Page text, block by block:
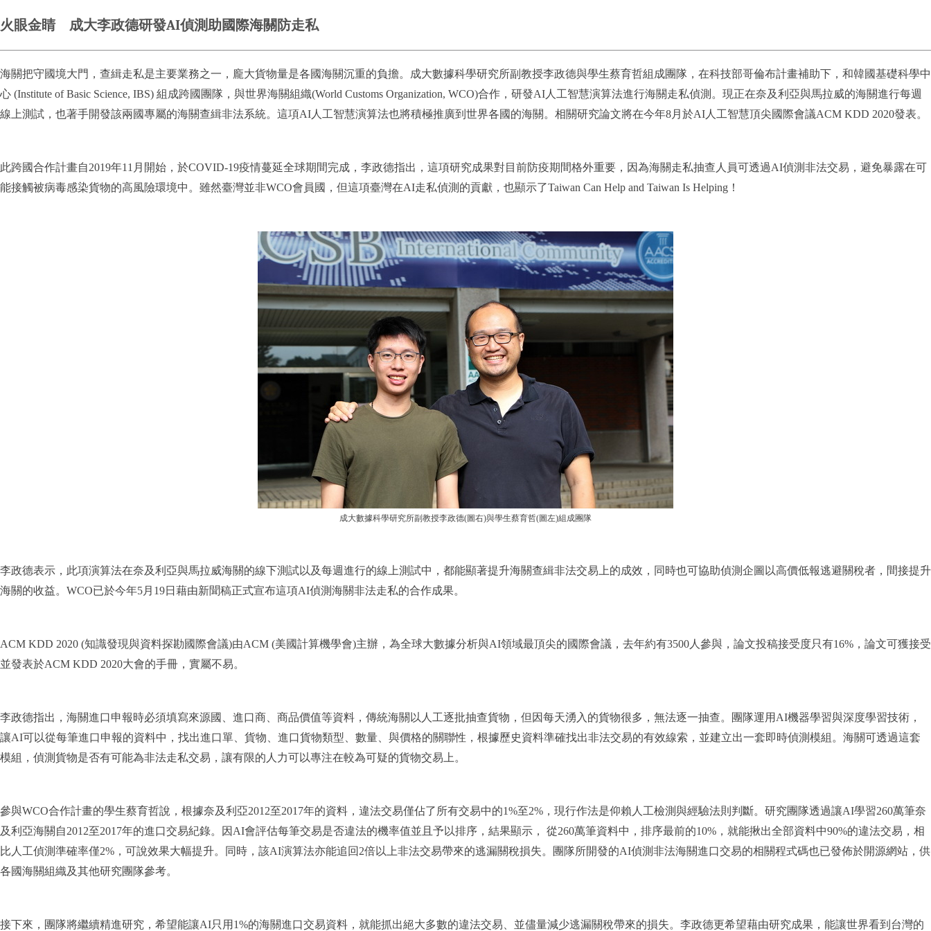
火眼金睛 成大李政德研發AI偵測助國際海關防走私
海關把守國境大門，查緝走私是主要業務之一，龐大貨物量是各國海關沉重的負擔。成大數據科學研究所副教授李政德與學生蔡育哲組成團隊，在科技部哥倫布計畫補助下，和韓國基礎科學中
心 (Institute of Basic Science, IBS) 組成跨國團隊，與世界海關組織(World Customs Organization, WCO)合作，研發AI人工智慧演算法進行海關走私偵測。現正在奈及利亞與馬拉威的海關進行每週
線上測試，也著手開發該兩國專屬的海關查緝非法系統。這項AI人工智慧演算法也將積極推廣到世界各國的海關。相關研究論文將在今年8月於AI人工智慧頂尖國際會議ACM KDD 2020發表。
此跨國合作計畫自2019年11月開始，於COVID-19疫情蔓延全球期間完成，李政德指出，這項研究成果對目前防疫期間格外重要，因為海關走私抽查人員可透過AI偵測非法交易，避免暴露在可
能接觸被病毒感染貨物的高風險環境中。雖然臺灣並非WCO會員國，但這項臺灣在AI走私偵測的貢獻，也顯示了Taiwan Can Help and Taiwan Is Helping！
成大數據科學研究所副教授李政德(圖右)與學生蔡育哲(圖左)組成團隊
李政德表示，此項演算法在奈及利亞與馬拉威海關的線下測試以及每週進行的線上測試中，都能顯著提升海關查緝非法交易上的成效，同時也可協助偵測企圖以高價低報逃避關稅者，間接提升
海關的收益。WCO已於今年5月19日藉由新聞稿正式宣布這項AI偵測海關非法走私的合作成果。
ACM KDD 2020 (知識發現與資料探勘國際會議)由ACM (美國計算機學會)主辦，為全球大數據分析與AI領域最頂尖的國際會議，去年約有3500人參與，論文投稿接受度只有16%，論文可獲接受
並發表於ACM KDD 2020大會的手冊，實屬不易。
李政德指出，海關進口申報時必須填寫來源國、進口商、商品價值等資料，傳統海關以人工逐批抽查貨物，但因每天湧入的貨物很多，無法逐一抽查。團隊運用AI機器學習與深度學習技術，
讓AI可以從每筆進口申報的資料中，找出進口單、貨物、進口貨物類型、數量、與價格的關聯性，根據歷史資料準確找出非法交易的有效線索，並建立出一套即時偵測模組。海關可透過這套
模組，偵測貨物是否有可能為非法走私交易，讓有限的人力可以專注在較為可疑的貨物交易上。
參與WCO合作計畫的學生蔡育哲說，根據奈及利亞2012至2017年的資料，違法交易僅佔了所有交易中的1%至2%，現行作法是仰賴人工檢測與經驗法則判斷。研究團隊透過讓AI學習260萬筆奈
及利亞海關自2012至2017年的進口交易紀錄。因AI會評估每筆交易是否違法的機率值並且予以排序，結果顯示， 從260萬筆資料中，排序最前的10%，就能揪出全部資料中90%的違法交易，相
比人工偵測準確率僅2%，可說效果大幅提升。同時，該AI演算法亦能追回2倍以上非法交易帶來的逃漏關稅損失。團隊所開發的AI偵測非法海關進口交易的相關程式碼也已發佈於開源網站，供
各國海關組織及其他研究團隊參考。
接下來，團隊將繼續精進研究，希望能讓AI只用1%的海關進口交易資料，就能抓出絕大多數的違法交易、並儘量減少逃漏關稅帶來的損失。李政德更希望藉由研究成果，能讓世界看到台灣的